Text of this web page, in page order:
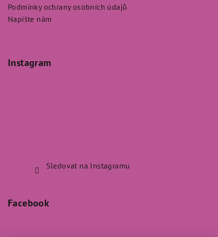
Podmínky ochrany osobních údajů
Napište nám
Instagram
Sledovat na Instagramu
Facebook